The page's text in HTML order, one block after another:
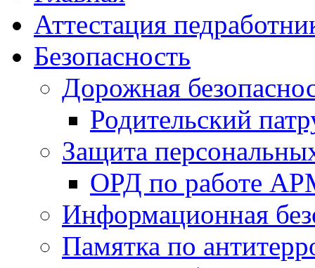
Аттестация
Безопасность
Дорожная
Родительский
Защита
ОРД по работе
Информационная
Памятка по